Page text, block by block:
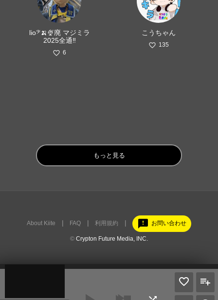
lio𝄢🍌🍨廃 マジミラ
2025全通‼️
6
こうちゃん
135
もっと見る
About Kiite FAQ 利用規約 feedback お問い合わせ
© Crypton Future Media, INC.